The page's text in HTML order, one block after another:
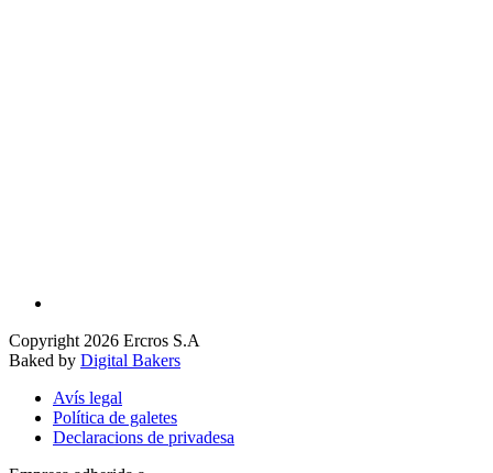
Copyright 2026 Ercros S.A
Baked by Digital Bakers
Avís legal
Política de galetes
Declaracions de privadesa